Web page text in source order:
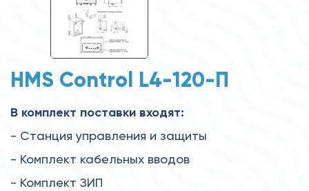
HMS Control L4-120-П
В комплект поставки входят:
- Станция управления и защиты
- Комплект кабельных вводов
- Комплект ЗИП